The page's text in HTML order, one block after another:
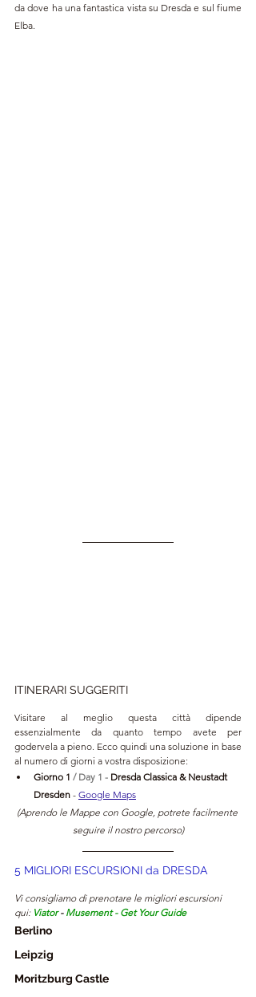
da dove ha una fantastica vista su Dresda e sul fiume
Elba.
ITINERARI SUGGERITI
Visitare al meglio questa città dipende
essenzialmente da quanto tempo avete per
godervela a pieno. Ecco quindi una soluzione in base
al numero di giorni a vostra disposizione:
Giorno 1 / Day 1 - Dresda Classica & Neustadt
Dresden - Google Maps
(Aprendo le Mappe con Google, potrete facilmente
seguire il nostro percorso)
5 MIGLIORI ESCURSIONI da DRESDA
Vi consigliamo di prenotare le migliori escursioni
qui: Viator - Musement - Get Your Guide
Berlino
Leipzig
Moritzburg Castle